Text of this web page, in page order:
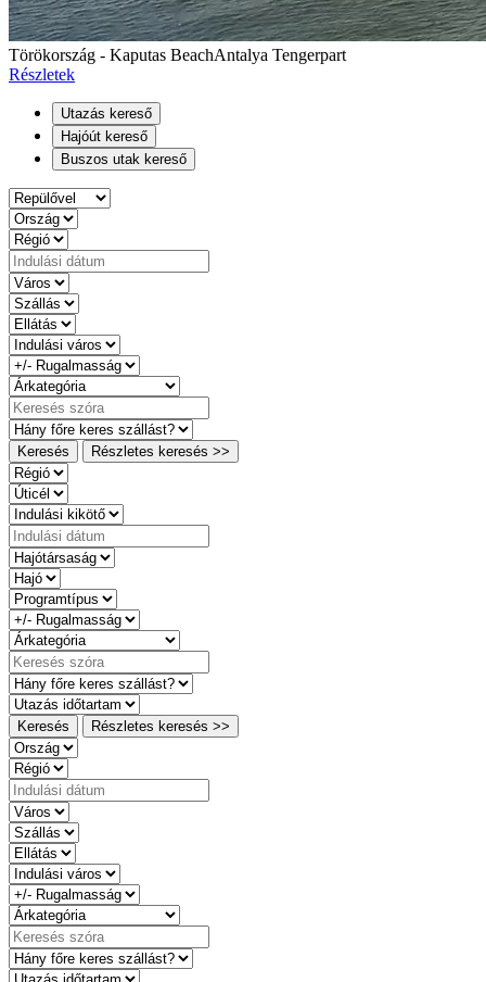
Törökország - Kaputas BeachAntalya Tengerpart
Részletek
Utazás kereső
Hajóút kereső
Buszos utak kereső
Keresés Részletes keresés >>
Keresés Részletes keresés >>